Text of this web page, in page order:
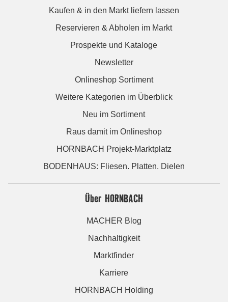
Kaufen & in den Markt liefern lassen
Reservieren & Abholen im Markt
Prospekte und Kataloge
Newsletter
Onlineshop Sortiment
Weitere Kategorien im Überblick
Neu im Sortiment
Raus damit im Onlineshop
HORNBACH Projekt-Marktplatz
BODENHAUS: Fliesen. Platten. Dielen
Über HORNBACH
MACHER Blog
Nachhaltigkeit
Marktfinder
Karriere
HORNBACH Holding